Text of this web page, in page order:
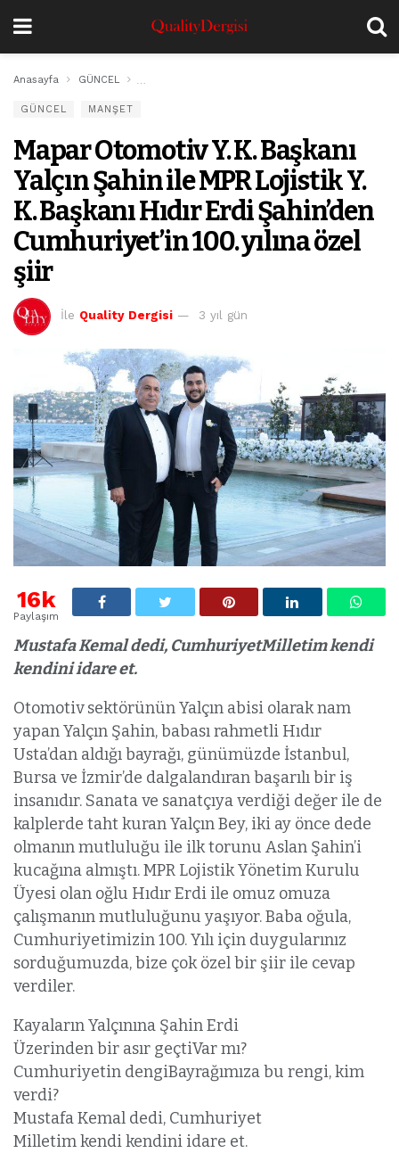
Anasayfa GÜNCEL
GÜNCEL MANŞET
Mapar Otomotiv Y. K. Başkanı
Yalçın Şahin ile MPR Lojistik Y.
K. Başkanı Hıdır Erdi Şahin’den
Cumhuriyet’in 100. yılına özel
şiir
İle Quality Dergisi 3 yıl gün
16k
Paylaşım
Mustafa Kemal dedi, CumhuriyetMilletim kendi
kendini idare et.
Otomotiv sektörünün Yalçın abisi olarak nam
yapan Yalçın Şahin, babası rahmetli Hıdır
Usta’dan aldığı bayrağı, günümüzde İstanbul,
Bursa ve İzmir’de dalgalandıran başarılı bir iş
insanıdır. Sanata ve sanatçıya verdiği değer ile de
kalplerde taht kuran Yalçın Bey, iki ay önce dede
olmanın mutluluğu ile ilk torunu Aslan Şahin’i
kucağına almıştı. MPR Lojistik Yönetim Kurulu
Üyesi olan oğlu Hıdır Erdi ile omuz omuza
çalışmanın mutluluğunu yaşıyor. Baba oğula,
Cumhuriyetimizin 100. Yılı için duygularınız
sorduğumuzda, bize çok özel bir şiir ile cevap
verdiler.
Kayaların Yalçınına Şahin Erdi
Üzerinden bir asır geçtiVar mı?
Cumhuriyetin dengiBayrağımıza bu rengi, kim
verdi?
Mustafa Kemal dedi, Cumhuriyet
Milletim kendi kendini idare et.